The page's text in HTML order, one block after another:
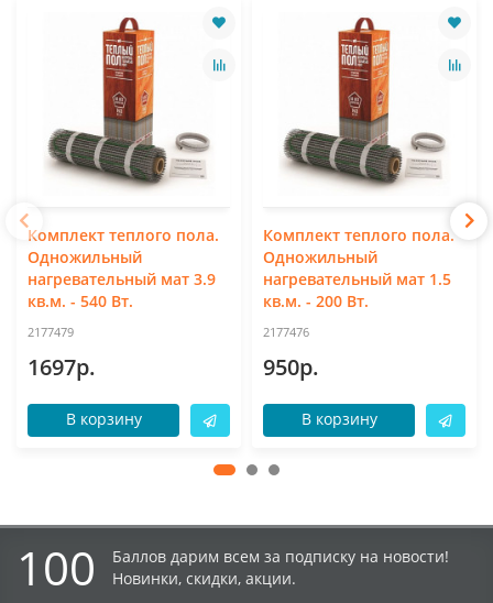
Комплект теплого пола.
Одножильный
нагревательный мат 3.9
кв.м. - 540 Вт.
2177479
1697р.
В корзину
Комплект теплого пола.
Одножильный
нагревательный мат 1.5
кв.м. - 200 Вт.
2177476
950р.
В корзину
100
Баллов дарим всем за подписку на новости!
Новинки, скидки, акции.